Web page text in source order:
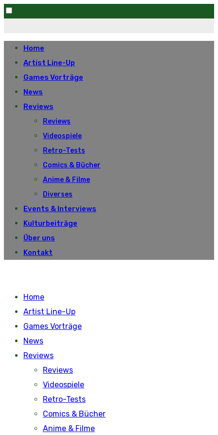
to
content
Home
Artist Line-Up
Games Vorträge
News
Reviews
Reviews
Videospiele
Retro-Tests
Comics & Bücher
Anime & Filme
Diverses
Events & Interviews
Kulturbeiträge
Über uns
Kontakt
Home
Artist Line-Up
Games Vorträge
News
Reviews
Reviews
Videospiele
Retro-Tests
Comics & Bücher
Anime & Filme